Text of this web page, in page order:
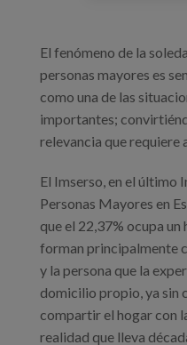
El fenómeno de la
personas mayores es
como una de las
importantes;
relevancia que requiere
El Imserso, en el último
Personas Mayores en
que el 22,37% ocupa
forman principalmente
y la persona que la
domicilio propio, ya sin
compartir el hogar con
realidad que lleva